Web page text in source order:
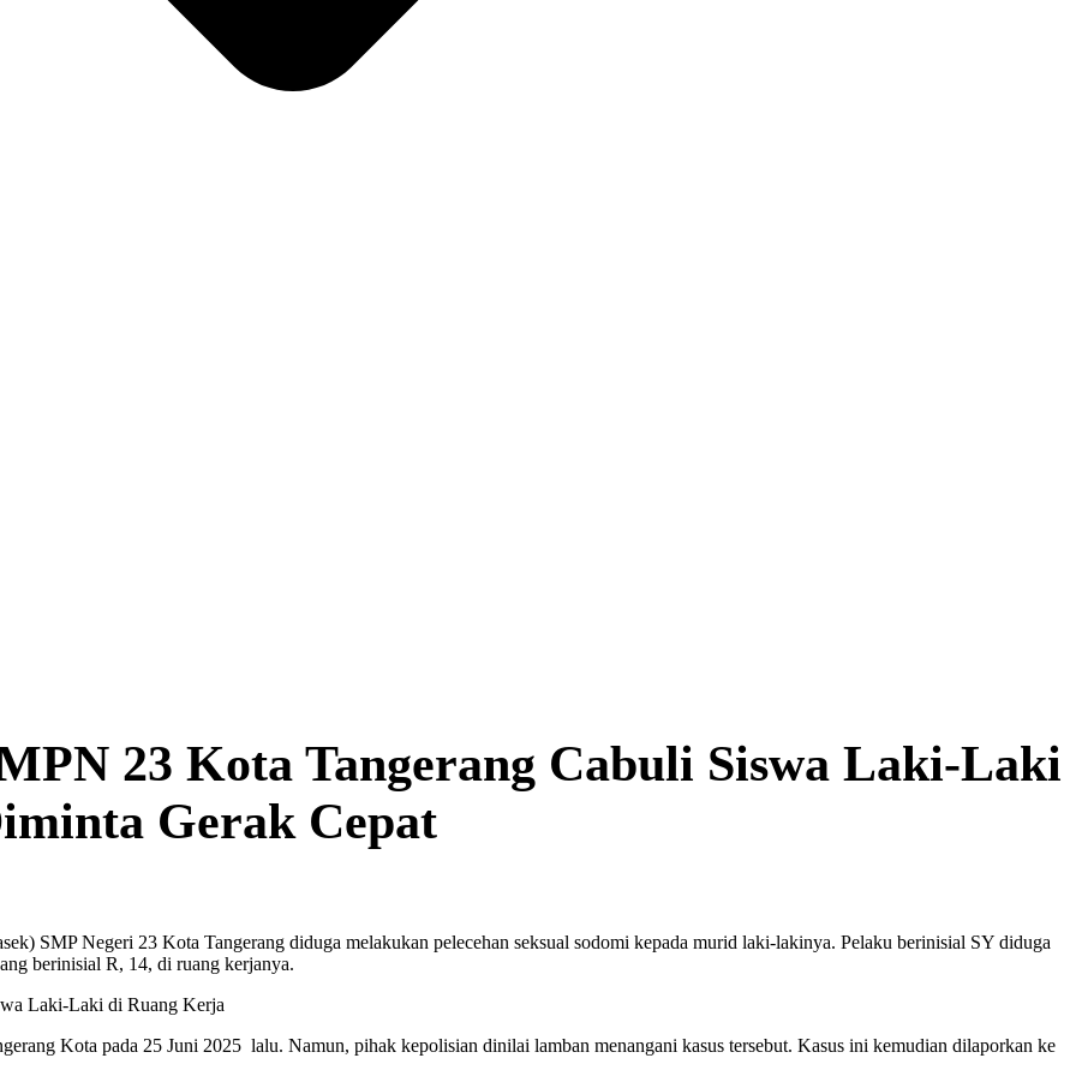
23 Kota Tangerang Cabuli Siswa Laki-Laki
Gerak Cepat
SMP Negeri 23 Kota Tangerang diduga melakukan pelecehan seksual sodomi kepada murid laki-lakinya. Pelaku berinisial SY diduga
berinisial R, 14, di ruang kerjanya.
Kota pada 25 Juni 2025 lalu. Namun, pihak kepolisian dinilai lamban menangani kasus tersebut. Kasus ini kemudian dilaporkan ke